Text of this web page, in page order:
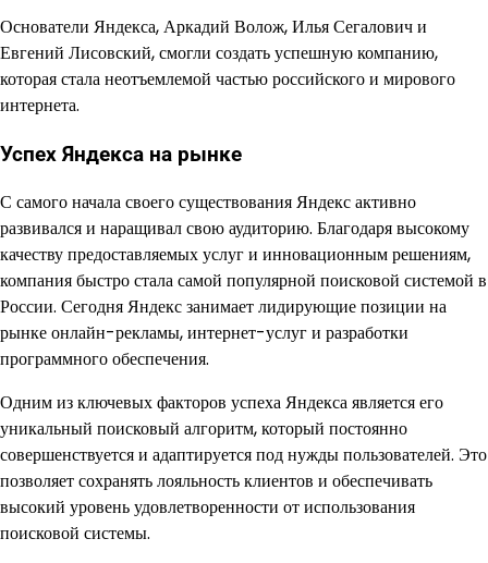
Основатели Яндекса, Аркадий Волож, Илья Сегалович и
Евгений Лисовский, смогли создать успешную компанию,
которая стала неотъемлемой частью российского и мирового
интернета.
Успех Яндекса на рынке
С самого начала своего существования Яндекс активно
развивался и наращивал свою аудиторию. Благодаря высокому
качеству предоставляемых услуг и инновационным решениям,
компания быстро стала самой популярной поисковой системой в
России. Сегодня Яндекс занимает лидирующие позиции на
рынке онлайн-рекламы, интернет-услуг и разработки
программного обеспечения.
Одним из ключевых факторов успеха Яндекса является его
уникальный поисковый алгоритм, который постоянно
совершенствуется и адаптируется под нужды пользователей. Это
позволяет сохранять лояльность клиентов и обеспечивать
высокий уровень удовлетворенности от использования
поисковой системы.